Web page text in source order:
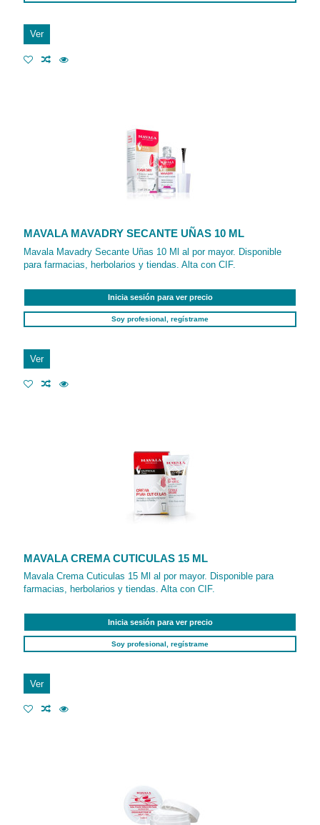
Ver
MAVALA MAVADRY SECANTE UÑAS 10 ML
Mavala Mavadry Secante Uñas 10 Ml al por mayor. Disponible
para farmacias, herbolarios y tiendas. Alta con CIF.
Inicia sesión para ver precio
Soy profesional, regístrame
Ver
MAVALA CREMA CUTICULAS 15 ML
Mavala Crema Cuticulas 15 Ml al por mayor. Disponible para
farmacias, herbolarios y tiendas. Alta con CIF.
Inicia sesión para ver precio
Soy profesional, regístrame
Ver